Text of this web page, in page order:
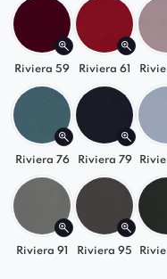
Idealny wybór do
Sofa modułowa
nowoczesnych,
eleganckich
tego modelu
salonu, sypialni czy
Wybierz sofę Sonia
komfortem
Riviera 59 Riviera 61
Riviera 76 Riviera 79
Riviera 91 Riviera 95